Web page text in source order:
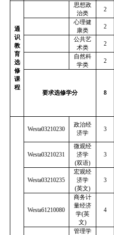
通
识
教
育
选
修
课
程
思想政
治类
2
心理健
康类
2
公共艺
术类
2
自然科
学类
2
要求选修学分 8
Westa03210230
政治经
济学
3
Westa03210231
微观经
济学
(双语)
3
Westa03210235
宏观经
济学
(英文)
3
Westa61210080
商务计
量经济
学(英
文)
4
管理学